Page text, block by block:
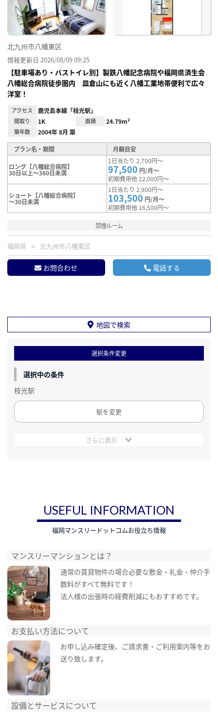
北九州市八幡東区
情報更新日 2026/08/09 09:25
【駐車場あり・バストイレ別】製鉄八幡記念病院や福岡県済生会
八幡総合病院徒歩圏内 皿倉山にも近く八幡工業地帯便利で広々
洋室！
アクセス 鹿児島本線「枝光駅」
間取り 1K 面積 24.79m²
築年数 2004年 8月 築
プラン名・期間 月額目安
ロング【八幡総合病院】
30日以上～360日未満
1日当たり 2,700円～
97,500 円/月～
初期費用他 22,000円～
ショート【八幡総合病院】
～30日未満
1日当たり 2,900円～
103,500 円/月～
初期費用他 16,500円～
禁煙ルーム
福岡県 北九州市八幡東区
お問合わせ 電話する
地図で検索
選択条件変更
選択中の条件
枝光駅
駅を変更
さらに表示
USEFUL INFORMATION
福岡マンスリードットコムお役立ち情報
マンスリーマンションとは？
通常の賃貸物件の場合必要な敷金・礼金・仲介手
数料がすべて無料です！
法人様の出張時の経費削減にもおすすめです。
お支払い方法について
お申し込み確定後、ご請求書・ご利用案内等をお
送り致します。
設備とサービスについて